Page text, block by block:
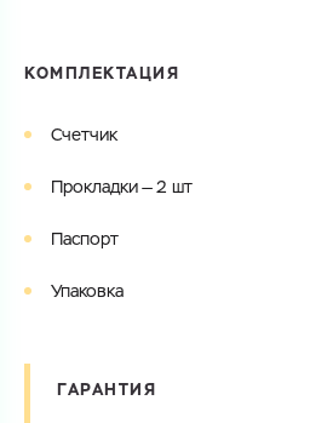
КОМПЛЕКТАЦИЯ
Счетчик
Прокладки — 2 шт
Паспорт
Упаковка
ГАРАНТИЯ